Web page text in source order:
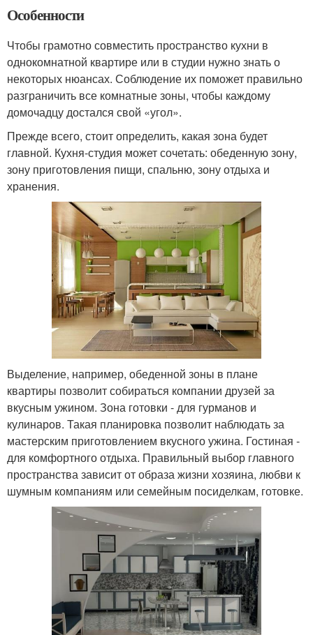
Особенности
Чтобы грамотно совместить пространство кухни в
однокомнатной квартире или в студии нужно знать о
некоторых нюансах. Соблюдение их поможет правильно
разграничить все комнатные зоны, чтобы каждому
домочадцу достался свой «угол».
Прежде всего, стоит определить, какая зона будет
главной. Кухня-студия может сочетать: обеденную зону,
зону приготовления пищи, спальню, зону отдыха и
хранения.
Выделение, например, обеденной зоны в плане
квартиры позволит собираться компании друзей за
вкусным ужином. Зона готовки - для гурманов и
кулинаров. Такая планировка позволит наблюдать за
мастерским приготовлением вкусного ужина. Гостиная -
для комфортного отдыха. Правильный выбор главного
пространства зависит от образа жизни хозяина, любви к
шумным компаниям или семейным посиделкам, готовке.